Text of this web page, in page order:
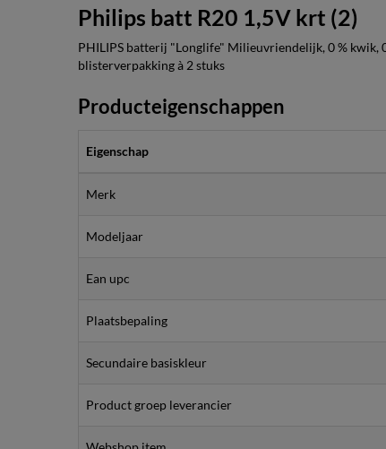
Philips batt R20 1,5V krt (2)
PHILIPS batterij "Longlife" Milieuvriendelijk, 0 % kwik,
blisterverpakking à 2 stuks
Producteigenschappen
Eigenschap
Merk
Modeljaar
Ean upc
Plaatsbepaling
Secundaire basiskleur
Product groep leverancier